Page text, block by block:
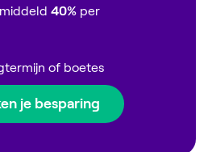
40% per
of boetes
je besparing